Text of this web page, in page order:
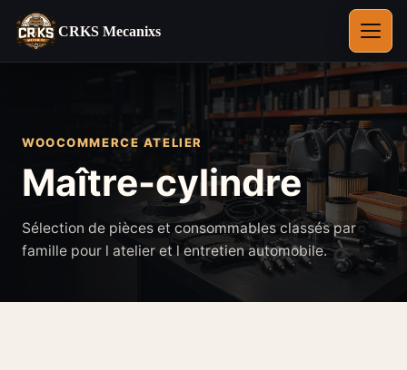
CRKS Mecanixs
Ouvrir
le
menu
WOOCOMMERCE ATELIER
Maître-cylindre
Sélection de pièces et consommables classés par
famille pour l atelier et l entretien automobile.